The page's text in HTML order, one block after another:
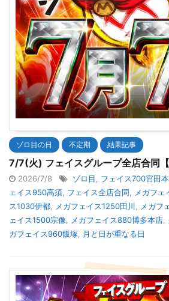
ゾロ目の日 不定期 結果記事
7/7(火) フェイスグループ全店合同
2026/7/8 ゾロ目 フェイス700宮田
ェイス950高須 フェイス全店合同 メガフェ
ス1030伊都
メガフェイス1250田川 メガフ
ェイス1500宗像
メガフェイス880博多本店
ガフェイス960飯塚
月と日が重なる日